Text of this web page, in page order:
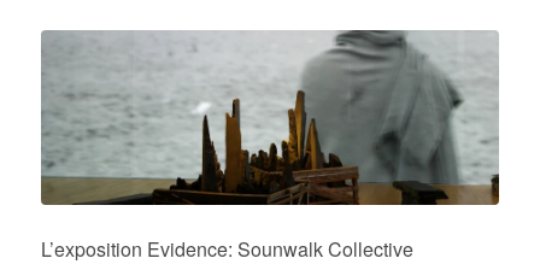
L’exposition Evidence: Sounwalk Collective